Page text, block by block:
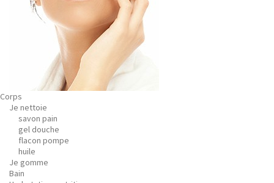
Corps
Je nettoie
savon pain
gel douche
flacon pompe
huile
Je gomme
Bain